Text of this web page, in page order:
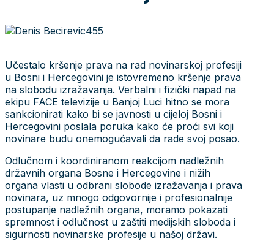
Učestalo kršenje prava na rad novinarskoj profesiji
u Bosni i Hercegovini je istovremeno kršenje prava
na slobodu izražavanja. Verbalni i fizički napad na
ekipu FACE televizije u Banjoj Luci hitno se mora
sankcionirati kako bi se javnosti u cijeloj Bosni i
Hercegovini poslala poruka kako će proći svi koji
novinare budu onemogućavali da rade svoj posao.
Odlučnom i koordiniranom reakcijom nadležnih
državnih organa Bosne i Hercegovine i nižih
organa vlasti u odbrani slobode izražavanja i prava
novinara, uz mnogo odgovornije i profesionalnije
postupanje nadležnih organa, moramo pokazati
spremnost i odlučnost u zaštiti medijskih sloboda i
sigurnosti novinarske profesije u našoj državi.